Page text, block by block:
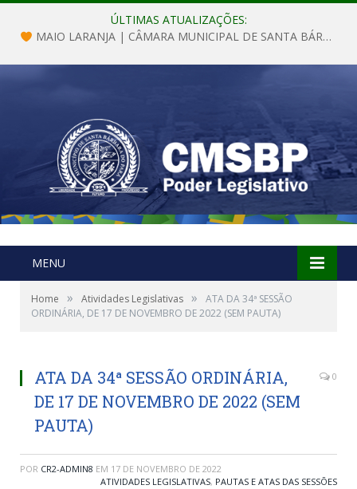
ÚLTIMAS ATUALIZAÇÕES:
MAIO LARANJA | CÂMARA MUNICIPAL DE SANTA BÁRBARA DO PARÁ
MENU
Home » Atividades Legislativas »
ATA DA 34ª SESSÃO
ORDINÁRIA, DE 17 DE NOVEMBRO DE 2022 (SEM PAUTA)
ATA DA 34ª SESSÃO ORDINÁRIA,
DE 17 DE NOVEMBRO DE 2022 (SEM
PAUTA)
0
POR CR2-ADMIN8 EM 17 DE NOVEMBRO DE 2022
ATIVIDADES LEGISLATIVAS, PAUTAS E ATAS DAS SESSÕES